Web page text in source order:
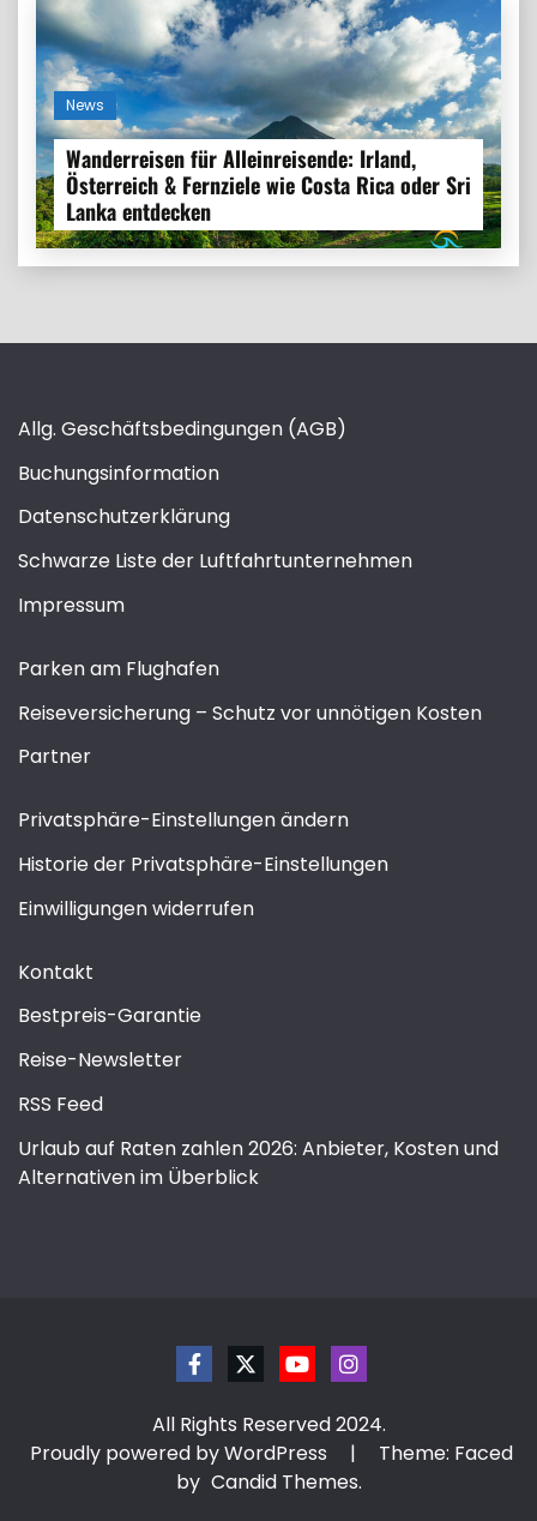
News
Wanderreisen für Alleinreisende: Irland,
Österreich & Fernziele wie Costa Rica oder Sri
Lanka entdecken
Allg. Geschäftsbedingungen (AGB)
Buchungsinformation
Datenschutzerklärung
Schwarze Liste der Luftfahrtunternehmen
Impressum
Parken am Flughafen
Reiseversicherung – Schutz vor unnötigen Kosten
Partner
Privatsphäre-Einstellungen ändern
Historie der Privatsphäre-Einstellungen
Einwilligungen widerrufen
Kontakt
Bestpreis-Garantie
Reise-Newsletter
RSS Feed
Urlaub auf Raten zahlen 2026: Anbieter, Kosten und
Alternativen im Überblick
All Rights Reserved 2024.
Proudly powered by WordPress
|
Theme: Faced
by Candid Themes.